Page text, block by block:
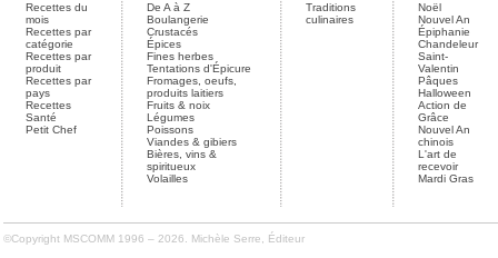
Recettes du
mois
Recettes par
catégorie
Recettes par
produit
Recettes par
pays
Recettes
Santé
Petit Chef
De A à Z
Boulangerie
Crustacés
Épices
Fines herbes
Tentations d'Épicure
Fromages, oeufs,
produits laitiers
Fruits & noix
Légumes
Poissons
Viandes & gibiers
Bières, vins &
spiritueux
Volailles
Traditions
culinaires
Noël
Nouvel An
Épiphanie
Chandeleur
Saint-
Valentin
Pâques
Halloween
Action de
Grâce
Nouvel An
chinois
L'art de
recevoir
Mardi Gras
©Copyright MSCOMM 1996 – 2026. Michèle Serre, Éditeur